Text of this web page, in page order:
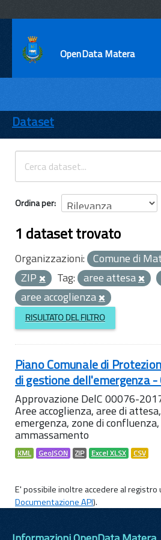
OpenData Matera
ENTI
TEMI
INFORMAZIONI
Dataset
Ordina per
1 dataset trovato
Organizzazioni: Comune di
ZIP
Tag: aree attesa
aree accoglienza
RISULTATO DEL FILTRO
Piano Comunale di
di gestione dell'emergenza -
Approvazione DelC 00076-
Aree accoglienza, aree di
emergenza, zone di
ammassamento
KML GeoJSON ZIP Excel XLSX CSV
E' possibile inoltre accedere al registro
Documentazione API).